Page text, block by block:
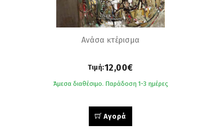
Ανάσα κτέρισμα
Τιμή:12,00€
Άμεσα διαθέσιμο. Παράδοση 1-3 ημέρες
Αγορά